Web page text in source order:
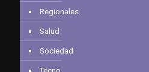
Regionales
Salud
Sociedad